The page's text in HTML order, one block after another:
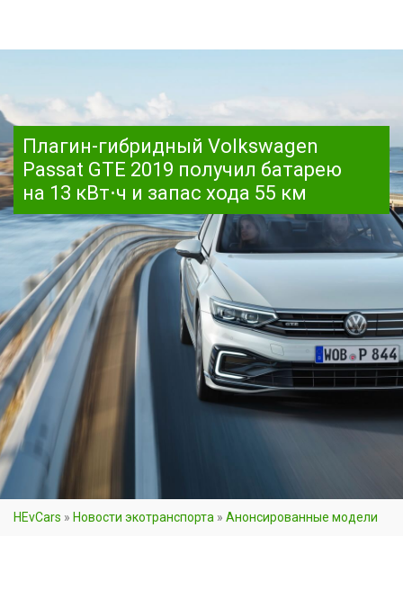
Плагин-гибридный Volkswagen
Passat GTE 2019 получил батарею
на 13 кВт⋅ч и запас хода 55 км
HEvCars » Новости экотранспорта » Анонсированные модели